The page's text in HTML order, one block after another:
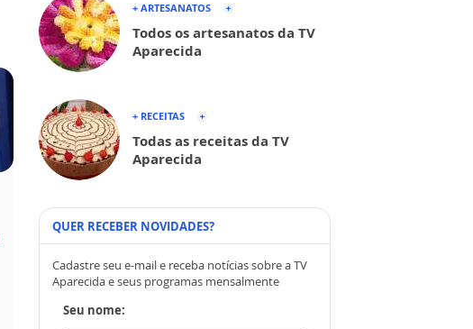
+ ARTESANATOS
Todos os artesanatos da TV
Aparecida
+ RECEITAS
Todas as receitas da TV
Aparecida
QUER RECEBER NOVIDADES?
Cadastre seu e-mail e receba notícias sobre a TV
Aparecida e seus programas mensalmente
Seu nome: